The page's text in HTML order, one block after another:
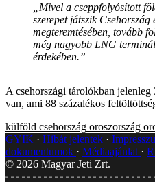
„Mivel a cseppfolyósított
szerepet játszik
megteremtésében, tovább
még nagyobb LNG
érdekében.”
A csehországi tárolókban
van, ami 88 százalékos
külföld csehország oroszország
GYIK
Hibát jelentek
dokumentumok
Médiaajánlat
© 2026 Magyar Jeti Zrt.